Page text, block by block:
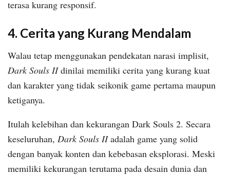
terasa kurang responsif.
4. Cerita yang Kurang Mendalam
Walau tetap menggunakan pendekatan narasi implisit,
Dark Souls IIdinilai memiliki cerita yang kurang kuat
dan karakter yang tidak seikonik game pertama maupun
ketiganya.
Itulah kelebihan dan kekurangan Dark Souls 2. Secara
keseluruhan, Dark Souls IIadalah game yang solid
dengan banyak konten dan kebebasan eksplorasi. Meski
memiliki kekurangan terutama pada desain dunia dan